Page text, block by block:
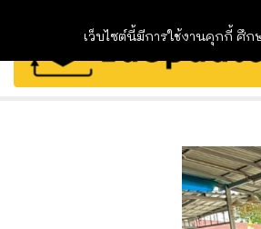
เว็บไซต์นี้มีการใช้งานคุกกี้ ศึก